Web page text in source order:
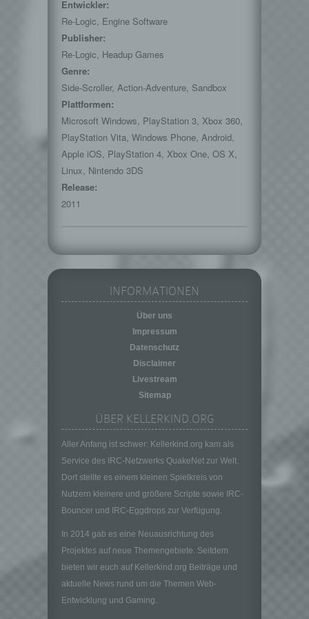
Entwickler:
Re-Logic, Engine Software
Publisher:
Re-Logic, Headup Games
Genre:
Side-Scroller, Action-Adventure, Sandbox
Plattformen:
Microsoft Windows, PlayStation 3, Xbox 360,
PlayStation Vita, Windows Phone, Android,
Apple iOS, PlayStation 4, Xbox One, OS X,
Linux, Nintendo 3DS
Release:
2011
INFORMATIONEN
Über uns
Impressum
Datenschutz
Disclaimer
Livestream
Sitemap
ÜBER KELLERKIND.ORG
Aller Anfang ist schwer: Kellerkind.org kam als
Service des IRC-Netzwerks QuakeNet zur Welt.
Dort stellte es einem kleinen Spielkreis von
Nutzern kleinere und größere Scripte sowie IRC-
Bouncer und IRC-Eggdrops zur Verfügung.
In 2014 gab es eine Neuausrichtung des
Projektes auf neue Themengebiete. Seitdem
bieten wir euch auf Kellerkind.org Beiträge und
aktuelle News rund um die Themen Web-
Entwicklung und Gaming.
Markierung gespeicherter
personenbezogener Daten mit dem Ziel, ihre
künftige Verarbeitung einzuschränken.
e) Profiling
Profiling ist jede Art der automatisierten
Verarbeitung personenbezogener Daten, die
darin besteht, dass diese
personenbezogenen Daten verwendet
werden, um bestimmte persönliche Aspekte,
die sich auf eine natürliche Person beziehen,
zu bewerten, insbesondere, um Aspekte
bezüglich Arbeitsleistung, wirtschaftlicher
Lage, Gesundheit, persönlicher Vorlieben,
vorherzusagen.
Pseudonymisierung ist die Verarbeitung
personenbezogener Daten in einer Weise,
ohne Hinzuziehung zusätzlicher
Informationen nicht mehr einer spezifischen
betroffenen Person zugeordnet werden
können, sofern diese zusätzlichen
Informationen gesondert aufbewahrt werden
Maßnahmen unterliegen, die gewährleisten,
einer identifizierten oder identifizierbaren
natürlichen Person zugewiesen werden.
g) Verantwortlicher oder für die Verarbeitung
Verantwortlicher
Verantwortlicher oder für die Verarbeitung
juristische Person, Behörde, Einrichtung
oder andere Stelle, die allein oder
gemeinsam mit anderen über die Zwecke
und Mittel der Verarbeitung von
personenbezogenen Daten entscheidet.